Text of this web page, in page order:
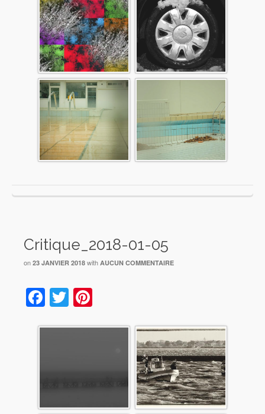
Critique_2018-01-05
on 23 JANVIER 2018 with AUCUN COMMENTAIRE
Facebook
Twitter